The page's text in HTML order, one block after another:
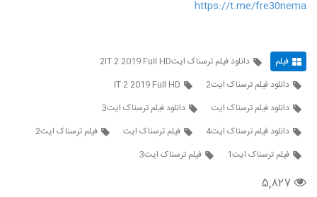
https://t.me/fre30nema
فیلم
دانلود فیلم ترسناک ایت2IT 2 2019 Full HD
دانلود فیلم ترسناک ایت2
IT 2 2019 Full HD
دانلود فیلم ترسناک ایت
دانلود فیلم ترسناک ایت3
دانلود فیلم ترسناک ایت4
فیلم ترسناک ایت
فیلم ترسناک ایت2
فیلم ترسناک ایت1
فیلم ترسناک ایت3
۵,۸۲۷